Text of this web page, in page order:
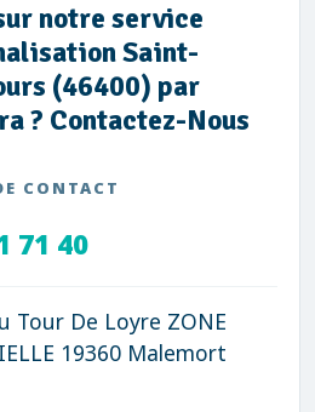
notre service
Saint-
(46400) par
? Contactez-Nous
CONTACT
71 40
Tour De Loyre ZONE
19360 Malemort